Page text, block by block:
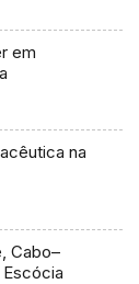
em
na
Cabo–